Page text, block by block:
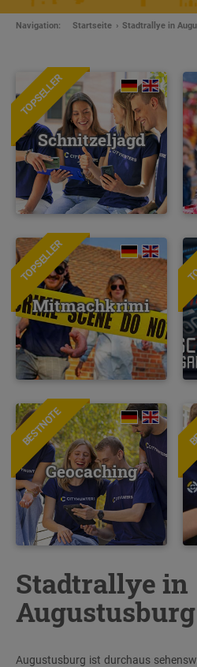
Navigation: Startseite Stadtrallye in
TOPSELLER
Schnitzeljagd
TOPSELLER
Mitmachkrimi
BESTNOTE
Geocaching
Stadtrallye in
Augustusburg
Augustusburg ist durchaus